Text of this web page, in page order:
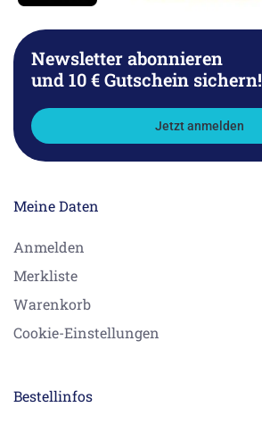
Newsletter abonnieren
und 10 € Gutschein sichern!
Jetzt anmelden
Meine Daten
Anmelden
Merkliste
Warenkorb
Cookie-Einstellungen
Bestellinfos